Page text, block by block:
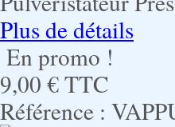
Plus de détails
En promo !
9,00 €TTC
Référence :